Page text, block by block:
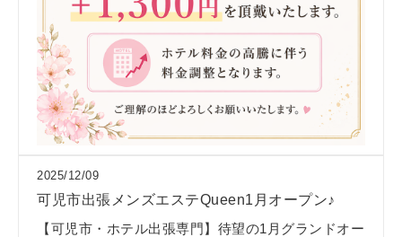
2025/12/09
可児市出張メンズエステQueen1月オープン♪
【可児市・ホテル出張専門】待望の1月グランドオー